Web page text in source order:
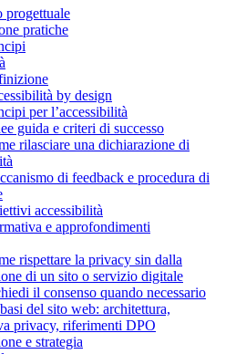
progettuale
pratiche
by design
per l’accessibilità
guida e criteri di successo
rilasciare una dichiarazione di
di feedback e procedura di
accessibilità
e approfondimenti
rispettare la privacy sin dalla
di un sito o servizio digitale
il consenso quando necessario
del sito web: architettura,
privacy, riferimenti DPO
e strategia